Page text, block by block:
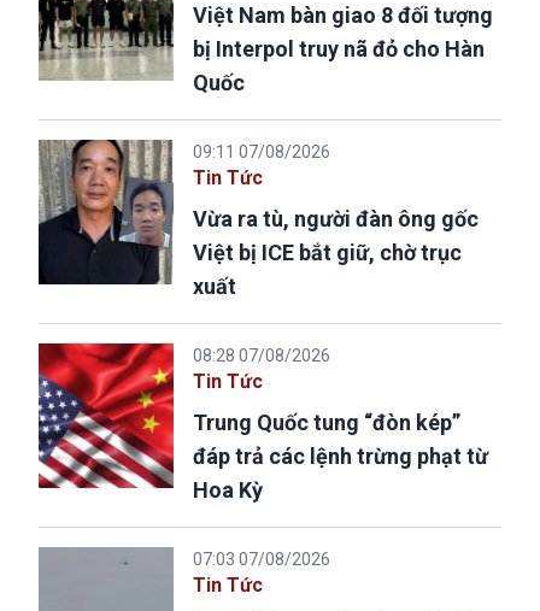
Việt Nam bàn giao 8 đối tượng
bị Interpol truy nã đỏ cho Hàn
Quốc
09:11 07/08/2026
Tin Tức
Vừa ra tù, người đàn ông gốc
Việt bị ICE bắt giữ, chờ trục
xuất
08:28 07/08/2026
Tin Tức
Trung Quốc tung “đòn kép”
đáp trả các lệnh trừng phạt từ
Hoa Kỳ
07:03 07/08/2026
Tin Tức